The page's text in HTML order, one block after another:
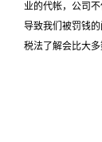
业的代帐，公司
导致我们被罚钱
税法了解会比大多